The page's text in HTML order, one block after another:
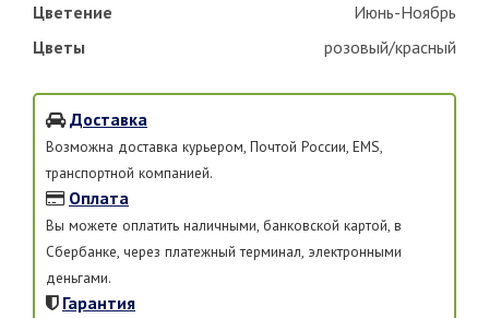
Цветение
Июнь-Ноябрь
Цветы
розовый/красный
Доставка
Возможна доставка курьером, Почтой России, EMS,
транспортной компанией.
Оплата
Вы можете оплатить наличными, банковской картой, в
Сбербанке, через платежный терминал, электронными
деньгами.
Гарантия